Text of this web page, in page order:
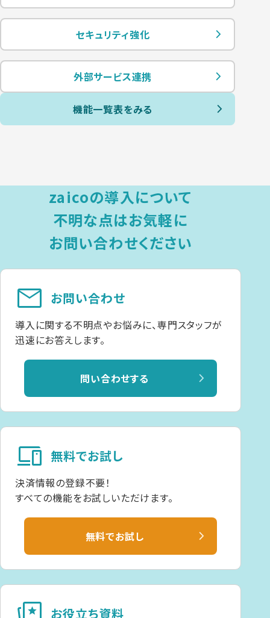
セキュリティ強化
外部サービス連携
機能一覧表をみる
zaicoの導入について
不明な点はお気軽に
お問い合わせください
お問い合わせ
mail
導入に関する不明点やお悩みに、専門スタッフが
迅速にお答えします。
問い合わせする
無料でお試し
devices
決済情報の登録不要！
すべての機能をお試しいただけます。
無料でお試し
お役立ち資料